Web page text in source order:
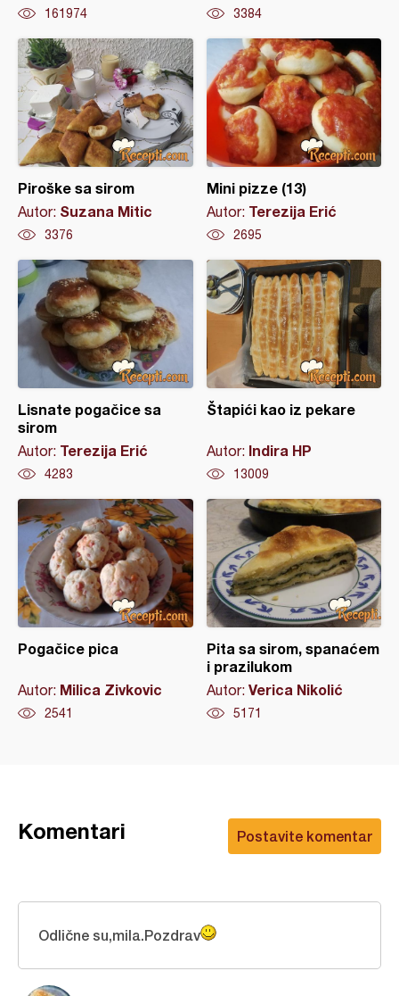
161974 3384
Piroške sa sirom
Autor: Suzana Mitic
3376
Mini pizze (13)
Autor: Terezija Erić
2695
Lisnate pogačice sa
sirom
Autor: Terezija Erić
4283
Štapići kao iz pekare
Autor: Indira HP
13009
Pogačice pica
Autor: Milica Zivkovic
2541
Pita sa sirom, spanaćem
i prazilukom
Autor: Verica Nikolić
5171
Postavite komentar
Komentari
Odlične su,mila.Pozdrav